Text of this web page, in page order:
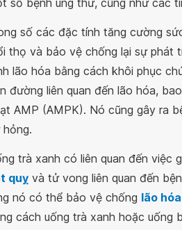
số các đặc tính tăng cường
thọ và bảo vệ chống lại sự phát
lão hóa bằng cách khôi phục
đường liên quan đến lão hóa,
AMP (AMPK). Nó cũng gây ra
hỏng.
trà xanh có liên quan đến việc
quỵ và tử vong liên quan đến
nó có thể bảo vệ chống lão
cách uống trà xanh hoặc uống